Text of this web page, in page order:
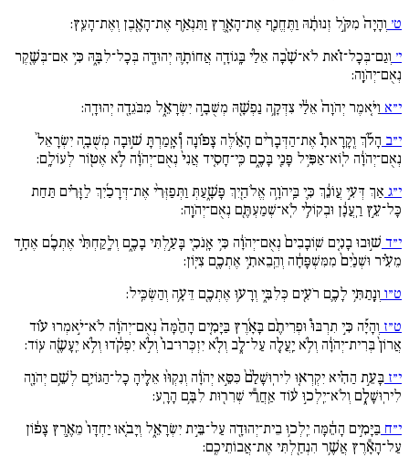
ט׳ וְהָיָה֙ מִקֹּ֣ל זְנוּתָ֔הּ וַתֶּחֱנַ֖ף אֶת־הָאָ֑רֶץ וַתִּנְאַ֥ף אֶת־הָאֶ֖בֶן וְאֶת־הָעֵֽץ:
י׳ וְגַם־בְּכָל־זֹ֗את לֹא־שָׁ֨בָה אֵלַ֜י בָּֽגוֹדָ֧ה אֲחוֹתָ֛הּ יְהוּדָ֖ה בְּכָל־לִבָּ֑הּ כִּ֥י אִם־בְּשֶׁ֖קֶר
נְאֻם־יְהֹוָֽה:
י״א וַיֹּ֚אמֶר יְהֹוָה֙ אֵלַ֔י צִדְּקָ֥ה נַפְשָׁ֖הּ מְשֻׁבָ֣ה יִשְׂרָאֵ֑ל מִבֹּגֵדָ֖ה יְהוּדָֽה:
י״ב הָלֹ֡ךְ וְֽקָרָאתָ֩ אֶת־הַדְּבָרִ֨ים הָאֵ֜לֶּה צָפ֗וֹנָה וְ֠אָֽמַרְתָּ שׁ֣וּבָה מְשֻׁבָ֚ה יִשְׂרָאֵל֙
נְאֻם־יְהֹוָ֔ה לֽוֹא־אַפִּ֥יל פָּנַ֖י בָּכֶ֑ם כִּֽי־חָסִ֚יד אֲנִי֙ נְאֻם־יְהֹוָ֔ה לֹ֥א אֶטּ֖וֹר לְעוֹלָֽם:
י״ג אַךְ דְּעִ֣י עֲו‍ֹנֵ֔ךְ כִּ֛י בַּֽיהֹוָ֥ה אֱלֹהַ֖יִךְ פָּשָׁ֑עַתְּ וַתְּפַזְּרִ֨י אֶת־דְּרָכַ֜יִךְ לַזָּרִ֗ים תַּחַת
כָּל־עֵ֣ץ רַֽעֲנָ֔ן וּבְקוֹלִ֥י לֹֽא־שְׁמַעְתֶּ֖ם נְאֻם־יְהֹוָֽה:
י״ד שׁ֣וּבוּ בָנִ֚ים שֽׁוֹבָבִים֙ נְאֻם־יְהֹוָ֔ה כִּ֥י אָֽנֹכִ֖י בָּעַ֣לְתִּי בָכֶ֑ם וְלָֽקַחְתִּ֨י אֶתְכֶ֜ם אֶחָ֣ד
מֵעִ֗יר וּשְׁנַ֙יִם֙ מִמִּשְׁפָּחָ֔ה וְהֵֽבֵאתִ֥י אֶתְכֶ֖ם צִיּֽוֹן:
ט״ו וְנָֽתַתִּ֥י לָכֶ֛ם רֹעִ֖ים כְּלִבִּ֑י וְרָע֥וּ אֶתְכֶ֖ם דֵּעָ֥ה וְהַשְׂכֵּֽיל:
ט״ז וְהָיָ֡ה כִּ֣י תִרְבּוּ֩ וּפְרִיתֶ֨ם בָּאָ֜רֶץ בַּיָּמִ֚ים הָהֵ֙מָּה֙ נְאֻם־יְהֹוָ֔ה לֹא־יֹ֣אמְרוּ ע֗וֹד
אֲרוֹן֙ בְּרִית־יְהֹוָ֔ה וְלֹ֥א יַֽעֲלֶ֖ה עַל־לֵ֑ב וְלֹ֚א יִזְכְּרוּ־בוֹ֙ וְלֹ֣א יִפְקֹ֔דוּ וְלֹ֥א יֵֽעָשֶׂ֖ה עֽוֹד:
י״ז בָּעֵ֣ת הַהִ֗יא יִקְרְא֚וּ לִירֽוּשָׁלִַ֙ם֙ כִּסֵּ֣א יְהֹוָ֔ה וְנִקְוּ֨וּ אֵלֶ֧יהָ כָל־הַגּוֹיִ֛ם לְשֵׁ֥ם יְהֹוָ֖ה
לִירֽוּשָׁלִָ֑ם וְלֹא־יֵֽלְכ֣וּ ע֔וֹד אַֽחֲרֵ֕י שְׁרִר֖וּת לִבָּ֥ם הָרָֽע:
י״ח בַּיָּמִ֣ים הָהֵ֔מָּה יֵֽלְכ֥וּ בֵית־יְהוּדָ֖ה עַל־בֵּ֣ית יִשְׂרָאֵ֑ל וְיָבֹ֚אוּ יַחְדָּו֙ מֵאֶ֣רֶץ צָפ֔וֹן
עַל־הָאָ֕רֶץ אֲשֶׁ֥ר הִנְחַ֖לְתִּי אֶת־אֲבוֹתֵיכֶֽם: